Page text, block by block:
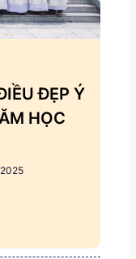
ĐẸP Ý
HỌC